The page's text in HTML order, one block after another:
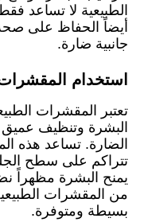
الطبيعية لا تساعد
أيضاً الحفاظ على
جانبية ضارة.
استخدام المقشرات
تعتبر المقشرات
البشرة وتنظيف عميق
الضارة. تساعد هذه
تتراكم على سطح
يمنح البشرة مظهراً
من المقشرات
بسيطة ومتوفرة.